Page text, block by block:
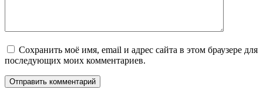
Сохранить моё имя, email и адрес сайта в этом браузере для
последующих моих комментариев.